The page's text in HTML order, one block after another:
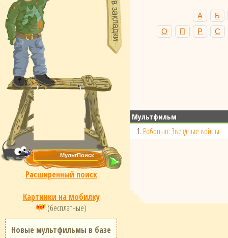
Расширенный поиск
Картинки на мобилку
(бесплатные)
Новые мультфильмы в базе
А
Б
О
П Р С
Мультфильм
1. Робоцып: Звездные войны